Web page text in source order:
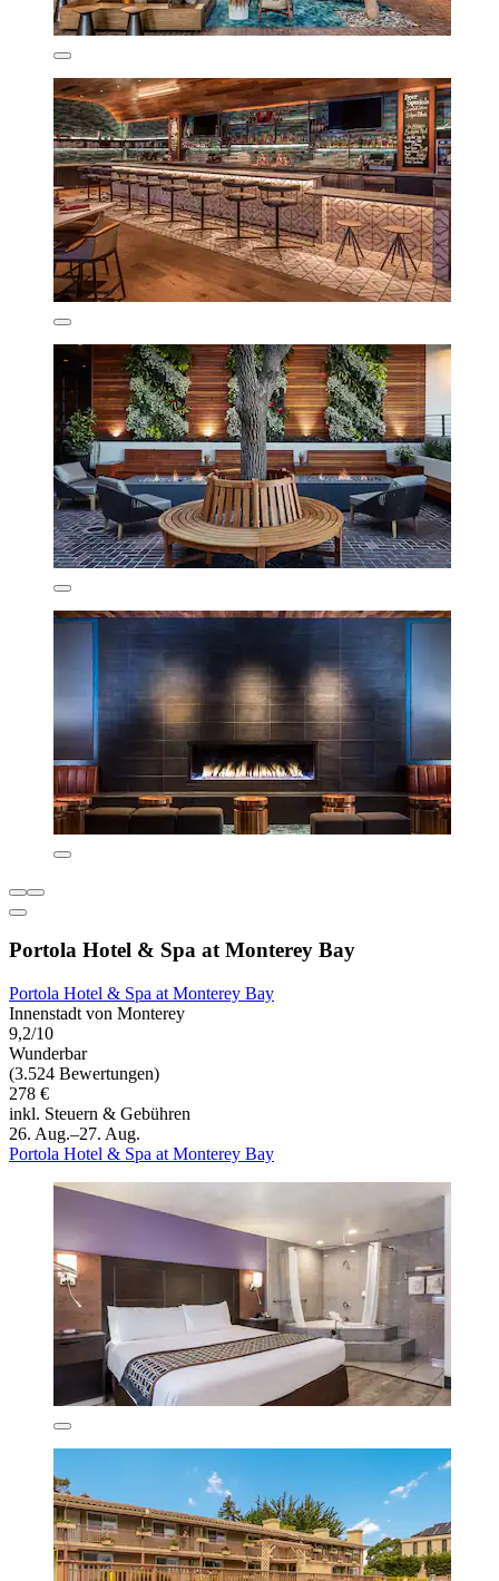
Portola Hotel & Spa at Monterey Bay
Portola Hotel & Spa at Monterey Bay
Innenstadt von Monterey
9,2/10
Wunderbar
(3.524 Bewertungen)
278 €
inkl. Steuern & Gebühren
26. Aug.–27. Aug.
Portola Hotel & Spa at Monterey Bay